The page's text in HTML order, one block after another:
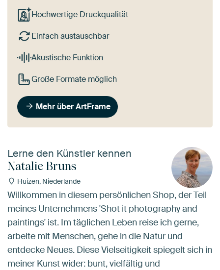
Hochwertige Druckqualität
Einfach austauschbar
Akustische Funktion
Große Formate möglich
Mehr über ArtFrame
Lerne den Künstler kennen
Natalie Bruns
Huizen, Niederlande
Willkommen in diesem persönlichen Shop, der Teil
meines Unternehmens 'Shot it photography and
paintings' ist. Im täglichen Leben reise ich gerne,
arbeite mit Menschen, gehe in die Natur und
entdecke Neues. Diese Vielseitigkeit spiegelt sich in
meiner Kunst wider: bunt, vielfältig und